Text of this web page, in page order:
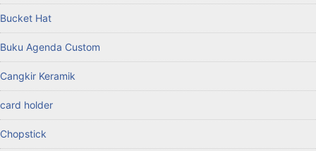
Bucket Hat
Buku Agenda Custom
Cangkir Keramik
card holder
Chopstick